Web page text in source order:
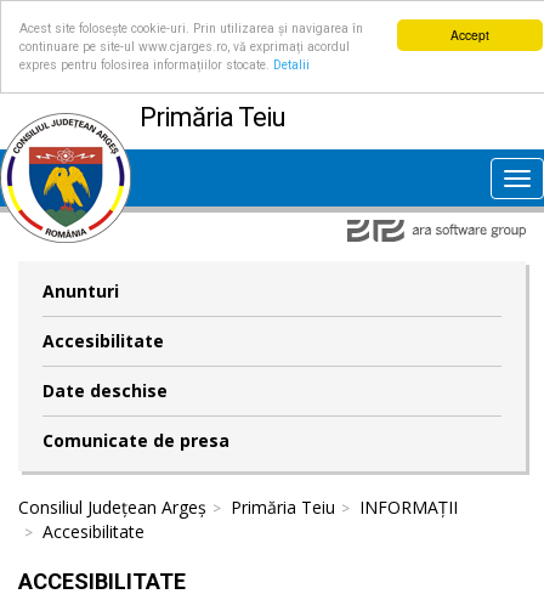
Accept
Acest site folosește cookie-uri. Prin utilizarea și navigarea în
continuare pe site-ul www.cjarges.ro, vă exprimați acordul
expres pentru folosirea informațiilor stocate.
Detalii
Primăria Teiu
Anunturi
Accesibilitate
Date deschise
Comunicate de presa
Consiliul Județean Argeș Primăria Teiu
INFORMAȚII
Accesibilitate
ACCESIBILITATE